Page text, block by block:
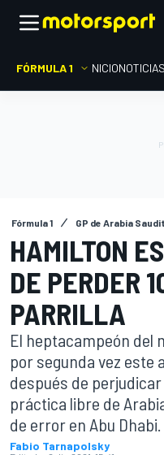
FÓRMULA 1 INICIONOTICIAS
Fórmula 1 GP de Arabia
HAMILTON
DE PERDER
PARRILLA
El heptacampeón del
por segunda vez este
después de
práctica libre de
de error en Abu Dhabi.
Fabio Tarnapolsky